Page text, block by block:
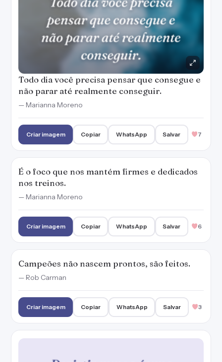
Todo dia você precisa pensar que consegue e
não parar até realmente conseguir.
— Marianna Moreno
Criar imagem Copiar WhatsApp Salvar 7
É o foco que nos mantém firmes e dedicados
nos treinos.
— Marianna Moreno
Criar imagem Copiar WhatsApp Salvar 6
Campeões não nascem prontos, são feitos.
— Rob Carman
Criar imagem Copiar WhatsApp Salvar 3